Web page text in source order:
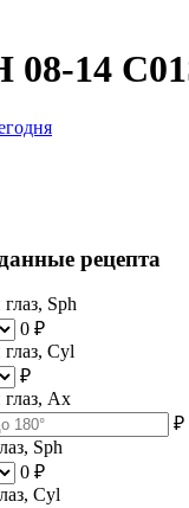
08-14
рецепта
Sph
0 ₽
Cyl
₽
Ax
₽
Sph
0 ₽
Cyl